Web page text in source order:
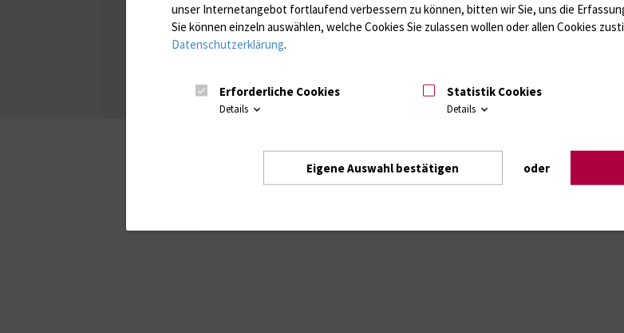
Universität Rostock
InstagramYouTubeLinkedIn
Xing
Intranet Login (für Studenten)
unser Internetangebot fortlaufend verbessern zu können, bitten wir Sie, uns die
Sie können einzeln auswählen, welche Cookies Sie zulassen wollen oder allen Cookies
Datenschutzerklärung.
Erforderliche Cookies
Details
Statistik Cookies
Details
Eigene Auswahl bestätigen oder